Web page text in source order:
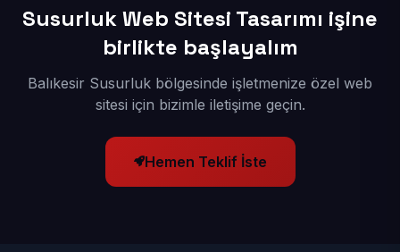
Susurluk Web Sitesi Tasarımı işine
birlikte başlayalım
Balıkesir Susurluk bölgesinde işletmenize özel web
sitesi için bizimle iletişime geçin.
Hemen Teklif İste